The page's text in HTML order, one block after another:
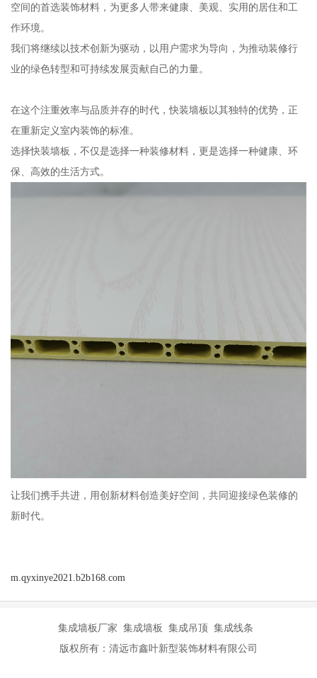
空间的首选装饰材料，为更多人带来健康、美观、实用的居住和工
作环境。
我们将继续以技术创新为驱动，以用户需求为导向，为推动装修行
业的绿色转型和可持续发展贡献自己的力量。
在这个注重效率与品质并存的时代，快装墙板以其独特的优势，正
在重新定义室内装饰的标准。
选择快装墙板，不仅是选择一种装修材料，更是选择一种健康、环
保、高效的生活方式。
让我们携手共进，用创新材料创造美好空间，共同迎接绿色装修的
新时代。
m.qyxinye2021.b2b168.com
集成墙板厂家 集成墙板 集成吊顶 集成线条
版权所有：清远市鑫叶新型装饰材料有限公司